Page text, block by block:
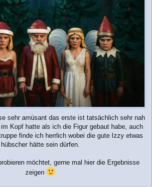
sehr amüsant das erste ist tatsächlich sehr nah
Kopf hatte als ich die Figur gebaut habe, auch
finde ich herrlich wobei die gute Izzy etwas
hübscher hätte sein dürfen.
möchtet, gerne mal hier die Ergebnisse
zeigen